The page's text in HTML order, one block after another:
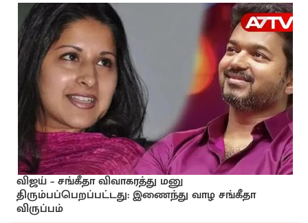
விஜய் – சங்கீதா விவாகரத்து மனு
திரும்பப்பெறப்பட்டது: இணைந்து வாழ சங்கீதா
விருப்பம்